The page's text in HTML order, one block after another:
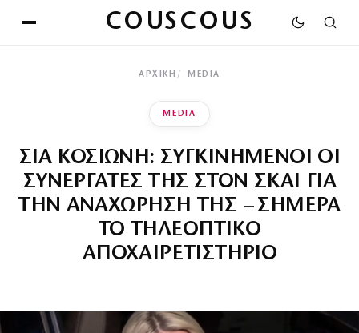
COUSCOUS
ΑΡΧΙΚΉ MEDIA
MEDIA
ΣΙΑ ΚΟΣΙΩΝΗ: ΣΥΓΚΙΝΗΜΕΝΟΙ ΟΙ
ΣΥΝΕΡΓΑΤΕΣ ΤΗΣ ΣΤΟΝ ΣΚΑΙ ΓΙΑ
ΤΗΝ ΑΝΑΧΩΡΗΣΗ ΤΗΣ – ΣΗΜΕΡΑ
ΤΟ ΤΗΛΕΟΠΤΙΚΟ
ΑΠΟΧΑΙΡΕΤΙΣΤΗΡΙΟ